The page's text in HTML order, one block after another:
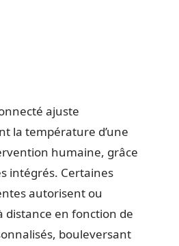
ajuste
la température d’une
humaine, grâce
intégrés. Certaines
autorisent ou
distance en fonction de
bouleversant